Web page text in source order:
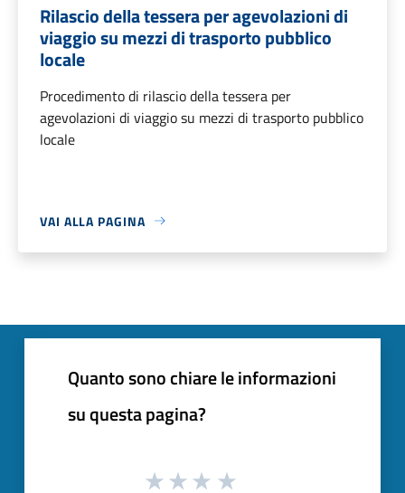
Rilascio della tessera per agevolazioni di
viaggio su mezzi di trasporto pubblico
locale
Procedimento di rilascio della tessera per
agevolazioni di viaggio su mezzi di trasporto pubblico
locale
VAI ALLA PAGINA
Quanto sono chiare le informazioni
su questa pagina?